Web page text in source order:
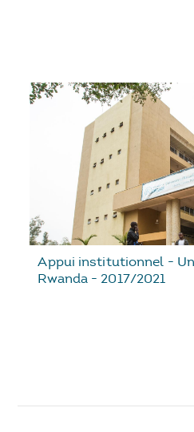
Appui institutionnel -
Rwanda - 2017/2021